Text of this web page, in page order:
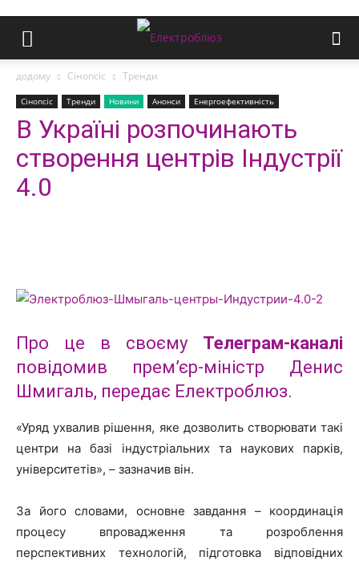
додому Сінопсіс Тренди
Сінопсіс Тренди Новини Анонси Енергоефективність
В Україні розпочинають
створення центрів Індустрії
4.0
Про це в своєму Телеграм-каналі
повідомив прем’єр-міністр Денис
Шмигаль, передає Електроблюз.
«Уряд ухвалив рішення, яке дозволить створювати такі
центри на базі індустріальних та наукових парків,
університетів», – зазначив він.
За його словами, основне завдання – координація
процесу впровадження та розроблення
перспективних технологій, підготовка відповідних